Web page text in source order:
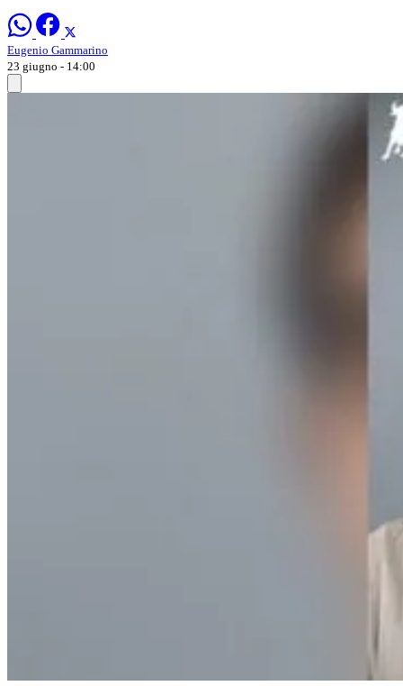
Eugenio Gammarino
23 giugno - 14:00